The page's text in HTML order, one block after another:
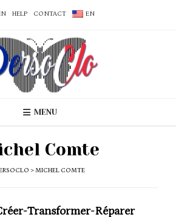
HELP CONTACT EN
MENU
Comte
>MICHEL COMTE
Transformer-Réparer